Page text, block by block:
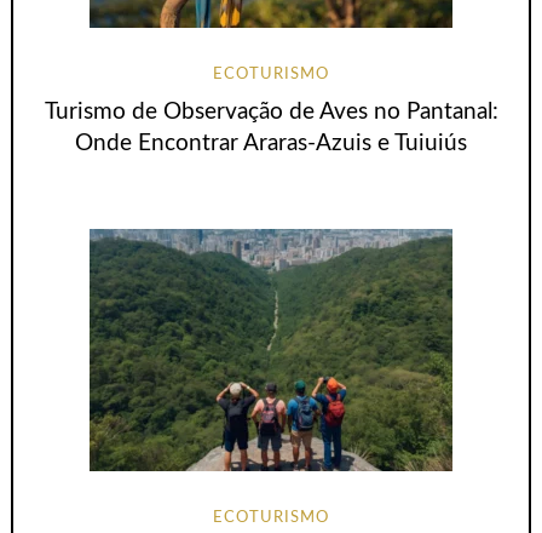
ECOTURISMO
Turismo de Observação de Aves no Pantanal:
Onde Encontrar Araras-Azuis e Tuiuiús
ECOTURISMO